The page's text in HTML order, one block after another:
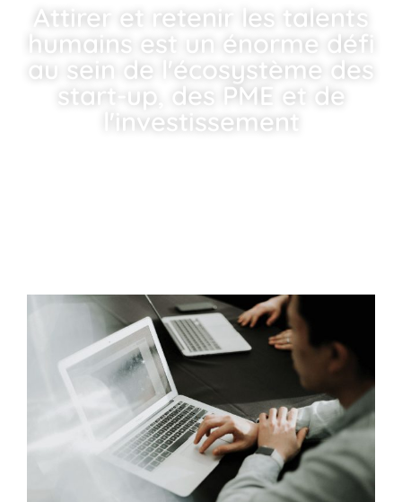
Attirer et retenir les talents
humains est un énorme défi
au sein de l'écosystème des
start-up, des PME et de
l'investissement